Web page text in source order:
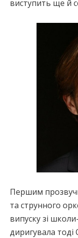
виступить ще й
Першим
та струнного
випуску зі
диригувала